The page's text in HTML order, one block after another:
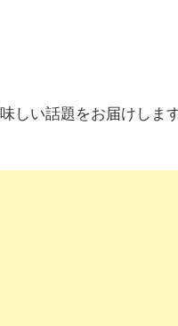
しい話題をお届けしま